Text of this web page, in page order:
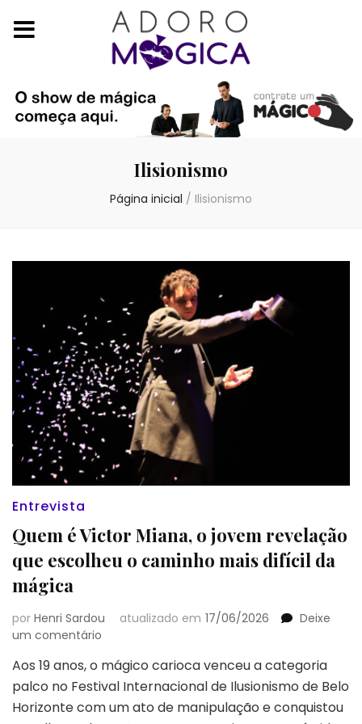
Ilisionismo
Página inicial / Ilisionismo
Entrevista
Quem é Victor Miana, o jovem revelação
que escolheu o caminho mais difícil da
mágica
por Henri Sardou atualizado em 17/06/2026
Deixe
um comentário
é
Victor
Miana,
Aos 19 anos, o mágico carioca venceu a categoria
palco no Festival Internacional de Ilusionismo de Belo
Horizonte com um ato de manipulação e conquistou